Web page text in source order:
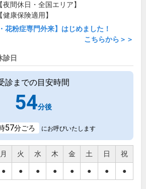
【夜間休日・全国エリア】
【健康保険適用】
花粉症専門外来】はじめました！
こちらから＞＞
診日
診までの目安時間
54分後
57分ごろ にお呼びいたします
月 火 水 木 金 土 日 祝
● ● ● ● ● ● ● ●